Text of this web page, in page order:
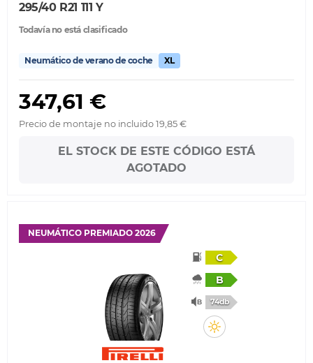
295/40 R21 111 Y
Todavía no está clasificado
Neumático de verano de coche XL
347,61 €
Precio de montaje no incluido 19,85 €
EL STOCK DE ESTE CÓDIGO ESTÁ
AGOTADO
NEUMÁTICO PREMIADO 2026
C
B
74db